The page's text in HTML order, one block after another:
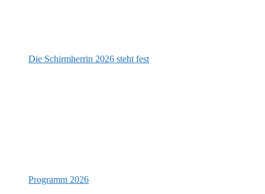
Die Schirmherrin 2026 steht fest
Programm 2026